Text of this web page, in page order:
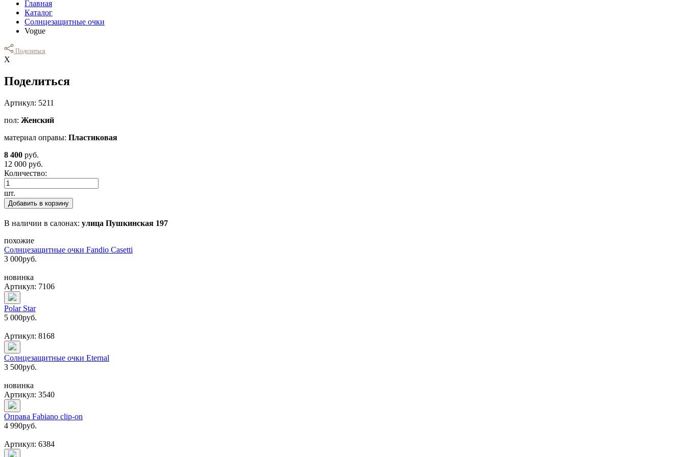
Главная
Каталог
Солнцезащитные очки
Vogue
Поделиться
Х
Поделиться
Артикул: 5211
пол: Женский
материал оправы: Пластиковая
8 400 руб.
12 000 руб.
Количество:
шт.
Добавить в корзину
В наличии в салонах: улица Пушкинская 197
похожие
Солнцезащитные очки Fandio Casetti
3 000руб.
новинка
Артикул: 7106
Polar Star
5 000руб.
Артикул: 8168
Солнцезащитные очки Eternal
3 500руб.
новинка
Артикул: 3540
Оправа Fabiano clip-on
4 990руб.
Артикул: 6384